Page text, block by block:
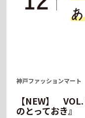
神戸ファッションマート
【NEW】
のとっておき』